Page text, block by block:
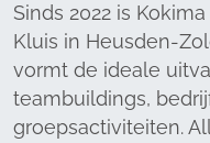
Sinds 2022 is
Kluis in Heusden-
vormt de ideale
teambuildings,
groepsactiviteiten.